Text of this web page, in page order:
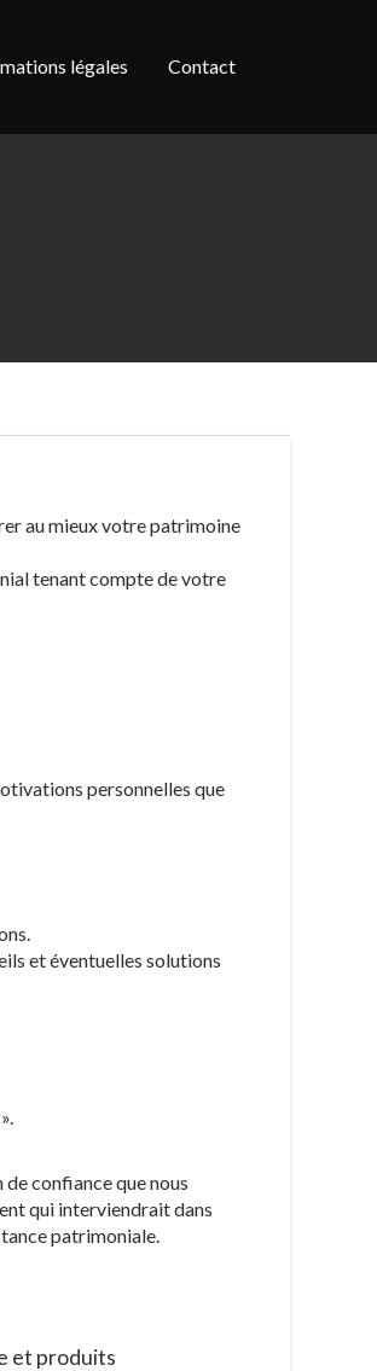
légales Contact
au mieux votre patrimoine
tenant compte de votre
personnelles que
et éventuelles solutions
confiance que nous
qui interviendrait dans
patrimoniale.
et produits